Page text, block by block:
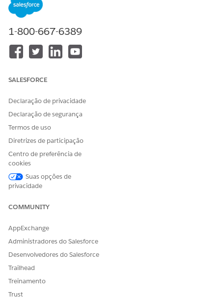
(Opcional) Na seção
valores
Recomendamos que você configure
comoCampo,Ação
dados reais capturados para o FlexCard, é muito mais
fácil compor e editar o FlexCard no Designer.
Os parâmetros de teste não afetam o tempo de
execução ou a visualização de um componente.
Clique emSalvar e buscar
Ative o FlexCard.
ESTE ARTIGO RESOLVEU SEU PROBLEMA?
Diga-nos para podermos melhorar!
1-800-667-6389
SALESFORCE
Declaração de privacidade
Declaração de segurança
Termos de uso
Diretrizes de participação
Centro de preferência de
cookies
Suas opções de
privacidade
COMMUNITY
AppExchange
Administradores do Salesforce
Desenvolvedores do Salesforce
Trailhead
Treinamento
Trust